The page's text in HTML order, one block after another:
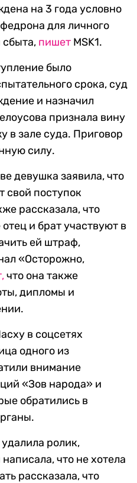
на 3 года условно
для личного
сбыта, пишет MSK1.
было
срока, суд
и назначил
признала вину
в зале суда. Приговор
силу.
девушка заявила, что
свой поступок
рассказала, что
и брат участвуют в
ей штраф,
«Осторожно,
что она также
дипломы и
в соцсетях
одного из
внимание
«Зов народа» и
обратились в
ролик,
что не хотела
рассказала, что